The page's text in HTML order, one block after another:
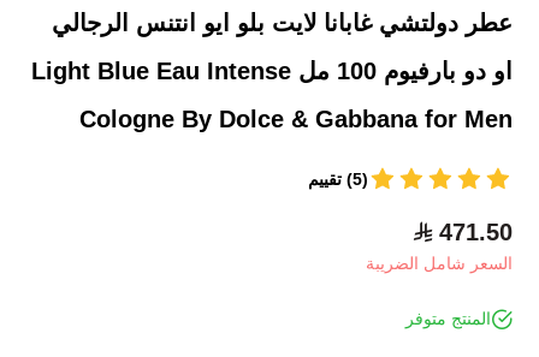
عطر دولتشي غابانا لايت بلو ايو انتنس الرجالي
او دو بارفيوم 100 مل Light Blue Eau Intense
Cologne By Dolce & Gabbana for Men
(5) تقييم
471.50
السعر شامل الضريبة
المنتج متوفر